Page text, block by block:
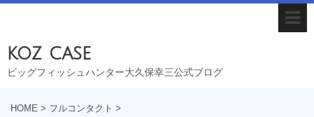
koz case
ビッグフィッシュハンター大久保幸三公式ブログ
HOME > フルコンタクト >